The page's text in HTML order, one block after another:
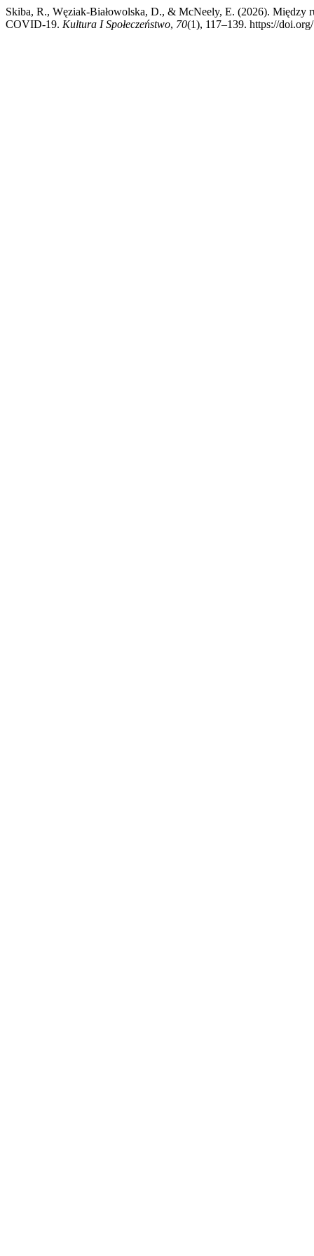
Skiba, R., Węziak-Białowolska, D., & McNeely, E. (2026). Między
COVID-19. Kultura I Społeczeństwo, 70(1), 117–139. https://